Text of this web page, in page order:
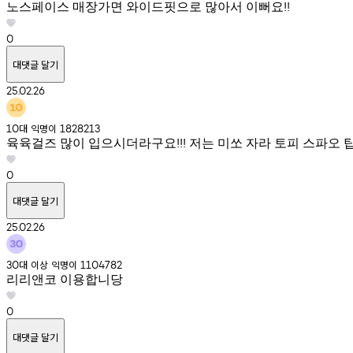
노스페이스 매장가면 와이드핏으로 많아서 이뻐요!!
0
대댓글 달기
25.02.26
10대 익명이 1828213
육육걸즈 많이 입으시더라구요!!! 저는 미쏘 자라 토피 스파오
0
대댓글 달기
25.02.26
30대 이상 익명이 1104782
리리앤코 이용합니당
0
대댓글 달기